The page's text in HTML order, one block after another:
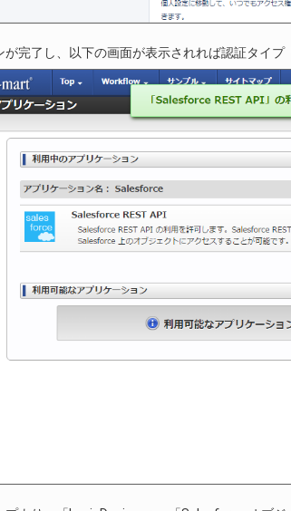
が完了し、以下の画面が表示されれば認証タイ